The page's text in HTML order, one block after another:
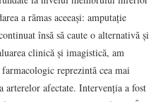
a rămas aceeași: amputație
însă să caute o alternativă și
clinică și imagistică, am
reprezintă cea mai
arterelor afectate. Intervenția a fost